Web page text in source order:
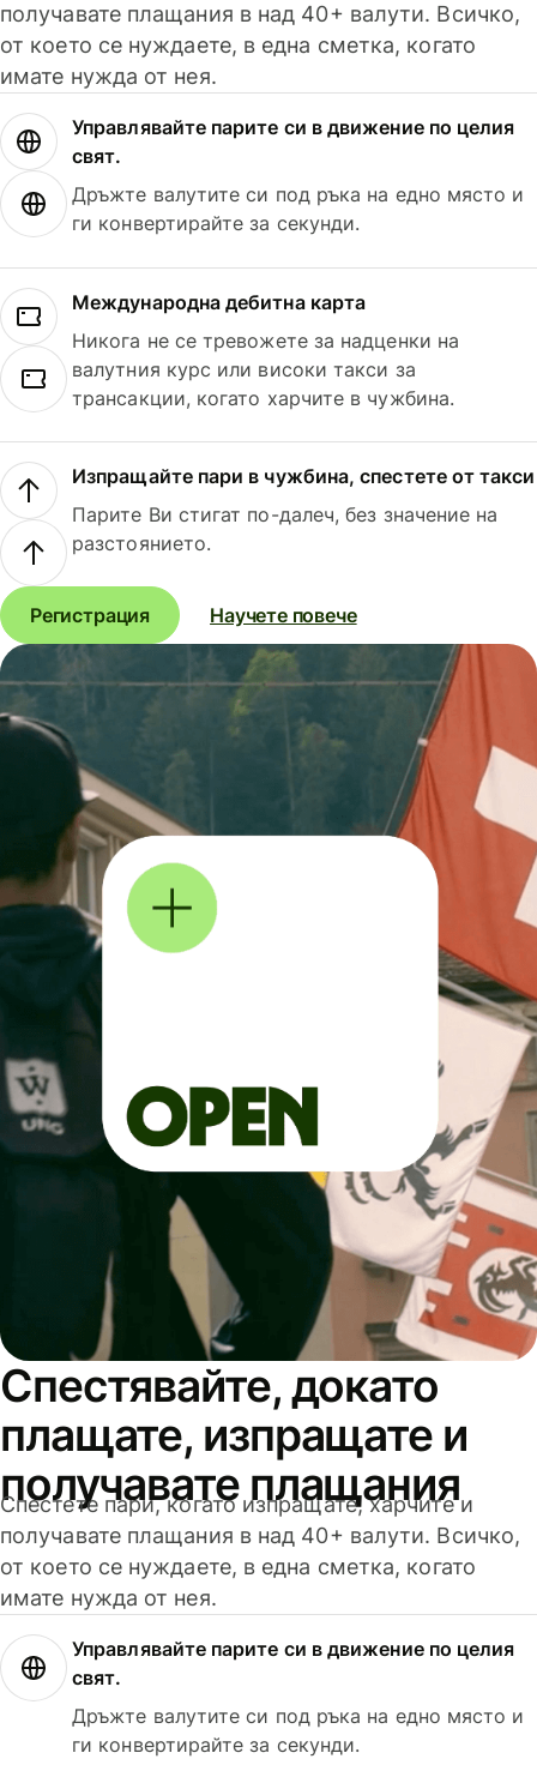
получавате плащания в над 40+ валути. Всичко,
от което се нуждаете, в една сметка, когато
имате нужда от нея.
Управлявайте парите си в движение по целия
свят.
Дръжте валутите си под ръка на едно място и
ги конвертирайте за секунди.
Международна дебитна карта
Никога не се тревожете за надценки на
валутния курс или високи такси за
трансакции, когато харчите в чужбина.
Изпращайте пари в чужбина, спестете от такси
Парите Ви стигат по-далеч, без значение на
разстоянието.
Регистрация Научете повече
Спестявайте, докато
плащате, изпращате и
получавате плащания
Спестете пари, когато изпращате, харчите и
получавате плащания в над 40+ валути. Всичко,
от което се нуждаете, в една сметка, когато
имате нужда от нея.
Управлявайте парите си в движение по целия
свят.
Дръжте валутите си под ръка на едно място и
ги конвертирайте за секунди.